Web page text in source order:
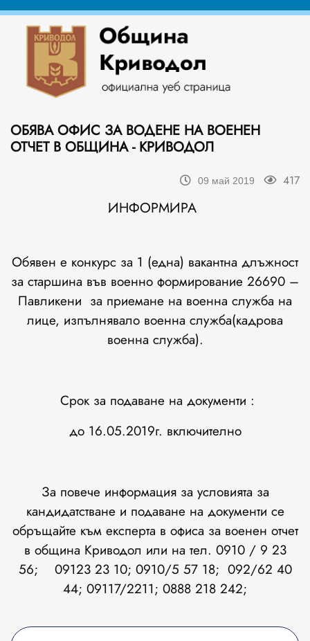
ОБЯВА ОФИС ЗА ВОДЕНЕ НА ВОЕНЕН
ОТЧЕТ В ОБЩИНА - КРИВОДОЛ
09 май 2019 417
ИНФОРМИРА
Обявен е конкурс за 1 (една) вакантна длъжност
за старшина във военно формирование 26690 –
Павликени за приемане на военна служба на
лице, изпълнявало военна служба(кадрова
военна служба).
Срок за подаване на документи :
до 16.05.2019г. включително
За повече информация за условията за
кандидатстване и подаване на документи се
обръщайте към експерта в офиса за военен отчет
в община Криводол или на тел. 0910 / 9 23
56; 09123 23 10; 0910/5 57 18; 092/62 40
44; 09117/2211; 0888 218 242;